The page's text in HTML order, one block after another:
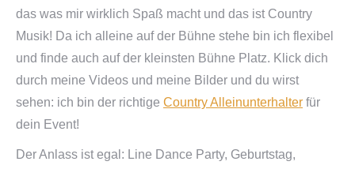
das was mir wirklich Spaß macht und das ist Country
Musik! Da ich alleine auf der Bühne stehe bin ich flexibel
und finde auch auf der kleinsten Bühne Platz. Klick dich
durch meine Videos und meine Bilder und du wirst
sehen: ich bin der richtige Country Alleinunterhalter für
dein Event!
Der Anlass ist egal: Line Dance Party, Geburtstag,